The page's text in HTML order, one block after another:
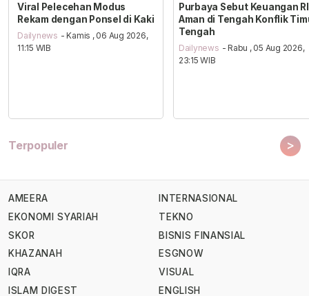
Viral Pelecehan Modus
Rekam dengan Ponsel di Kaki
Dailynews - Kamis , 06 Aug 2026,
11:15 WIB
Purbaya Sebut Keuangan RI
Aman di Tengah Konflik
Tengah
Dailynews - Rabu , 05 Aug 2026,
23:15 WIB
Terpopuler >
AMEERA
EKONOMI SYARIAH
SKOR
KHAZANAH
IQRA
ISLAM DIGEST
INTERNASIONAL
TEKNO
BISNIS FINANSIAL
ESGNOW
VISUAL
ENGLISH